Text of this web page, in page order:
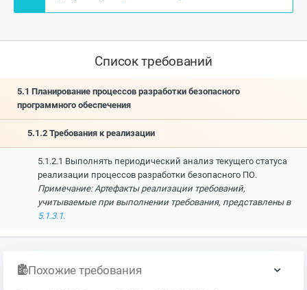
Список требований
5.1 Планирование процессов разработки безопасного
программного обеспечения
5.1.2 Требования к реализации
5.1.2.1 Выполнять периодический анализ текущего статуса
реализации процессов разработки безопасного ПО.
Примечание: Артефакты реализации требований,
учитываемые при выполнении требования, представлены в
5.1.3.1.
Похожие требования